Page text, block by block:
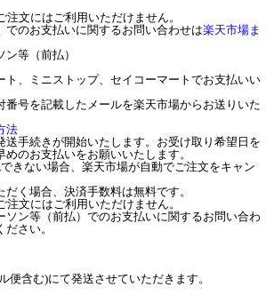
文にはご利用いただけません。
のお支払いに関するお問い合わせは楽天市場ま
等（前払）
ト、ミニストップ、セイコーマートでお支払いい
番号を記載したメールを楽天市場からお送りいた
法
送手続きが開始いたします。お受け取り希望日を
のお支払いをお願いいたします。
きない場合、楽天市場が自動でご注文をキャン
く場合、決済手数料は無料です。
文にはご利用いただけません。
ン等（前払）でのお支払いに関するお問い合わ
ださい。
便含む)にて発送させていただきます。